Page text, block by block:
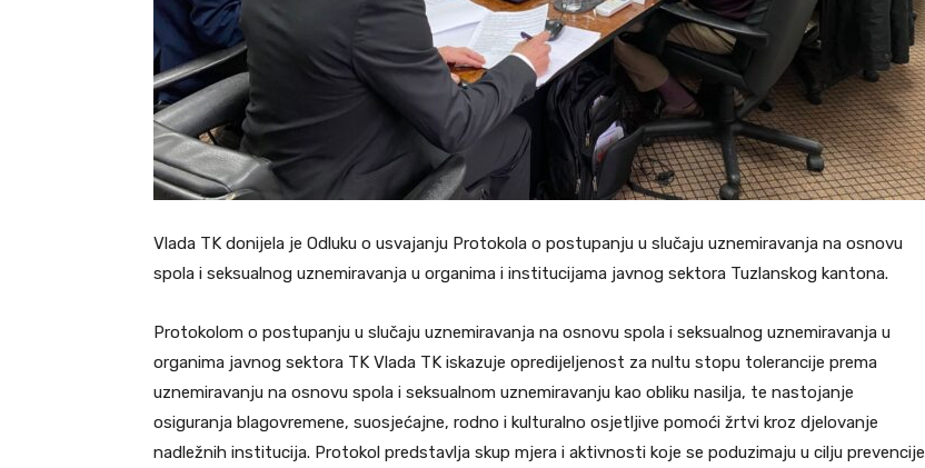
Vlada TK donijela je Odluku o usvajanju Protokola o postupanju u slučaju uznemiravanja na osnovu
spola i seksualnog uznemiravanja u organima i institucijama javnog sektora Tuzlanskog kantona.
Protokolom o postupanju u slučaju uznemiravanja na osnovu spola i seksualnog uznemiravanja u
organima javnog sektora TK Vlada TK iskazuje opredijeljenost za nultu stopu tolerancije prema
uznemiravanju na osnovu spola i seksualnom uznemiravanju kao obliku nasilja, te nastojanje
osiguranja blagovremene, suosjećajne, rodno i kulturalno osjetljive pomoći žrtvi kroz djelovanje
nadležnih institucija. Protokol predstavlja skup mjera i aktivnosti koje se poduzimaju u cilju prevencije